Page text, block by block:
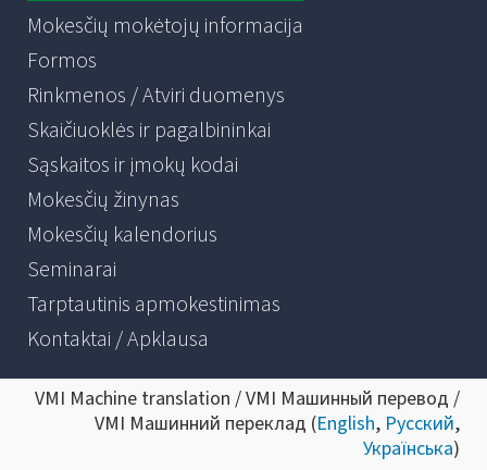
Mokesčių mokėtojų informacija
Formos
Rinkmenos / Atviri duomenys
Skaičiuoklės ir pagalbininkai
Sąskaitos ir įmokų kodai
Mokesčių žinynas
Mokesčių kalendorius
Seminarai
Tarptautinis apmokestinimas
Kontaktai / Apklausa
VMI Machine translation / VMI Машинный перевод /
VMI Машинний переклад (English, Русский,
Українська)